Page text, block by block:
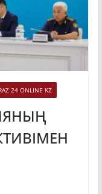
24 ONLINE KZ